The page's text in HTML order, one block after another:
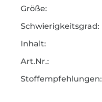
Größe:
Schwierigkeitsgrad:
Inhalt:
Art.Nr.:
Stoffempfehlungen: